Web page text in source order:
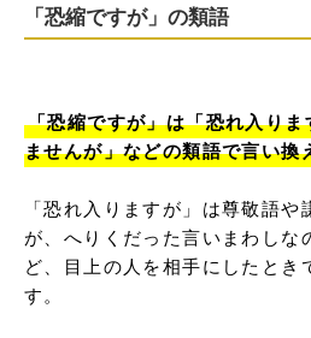
「恐縮ですが」の類語
「恐縮ですが」は「恐れ入り
ませんが」などの類語で言い換
「恐れ入りますが」は尊敬語
が、へりくだった言いまわしな
ど、目上の人を相手にしたとき
す。